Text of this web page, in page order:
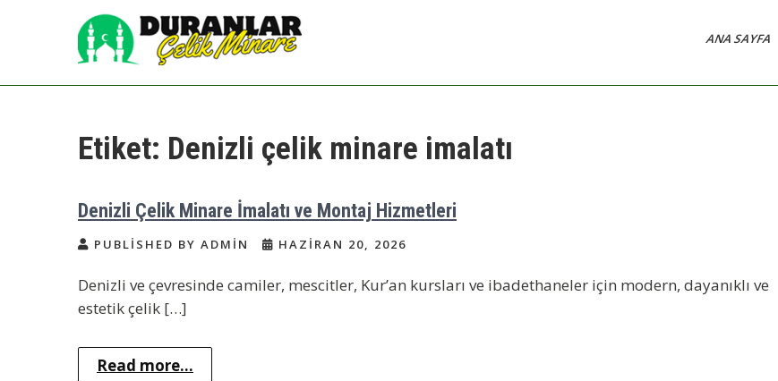
Çelik Minare | Çelik
Çelik Minare Fiyatları | Hazır Çelik
ANA SAYFA
Etiket: Denizli çelik minare imalatı
Denizli Çelik Minare İmalatı ve Montaj Hizmetleri
PUBLISHED BY ADMIN HAZIRAN 20, 2026
Denizli ve çevresinde camiler, mescitler, Kur’an kursları ve ibadethaneler için modern, dayanıklı ve
estetik çelik […]
Read more...